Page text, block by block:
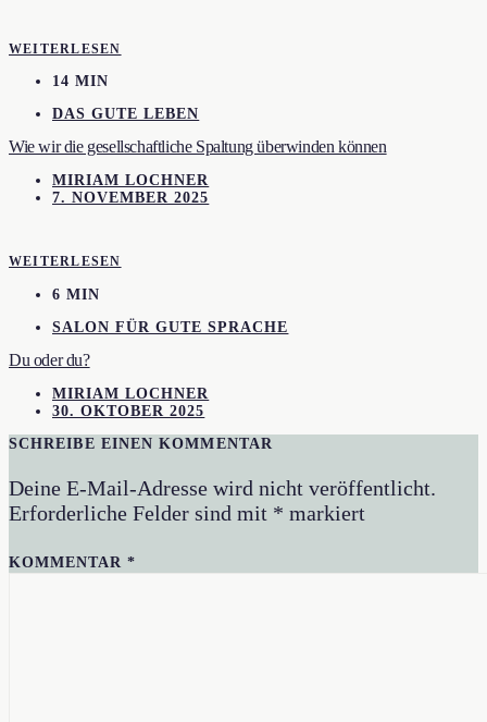
WEITERLESEN
14 MIN
DAS GUTE LEBEN
Wie wir die gesellschaftliche Spaltung überwinden können
MIRIAM LOCHNER
7. NOVEMBER 2025
WEITERLESEN
6 MIN
SALON FÜR GUTE SPRACHE
Du oder du?
MIRIAM LOCHNER
30. OKTOBER 2025
SCHREIBE EINEN KOMMENTAR
Deine E-Mail-Adresse wird nicht veröffentlicht.
Erforderliche Felder sind mit * markiert
KOMMENTAR*